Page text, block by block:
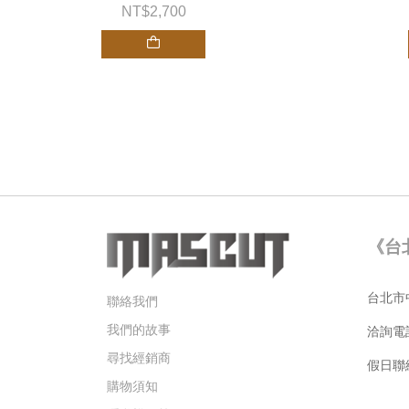
2,700
聯絡我們
我們的故事
尋找經銷商
購物須知
《
台北
洽詢電
假日聯